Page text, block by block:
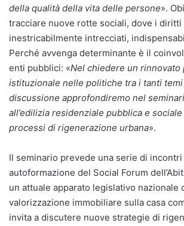
della qualità della vita delle persone».
tracciare nuove rotte sociali, dove i diritti
inestricabilmente intrecciati,
Perché avvenga determinante è il
enti pubblici: «Nel chiedere un rinnovato
istituzionale nelle politiche tra i tanti
discussione approfondiremo nel
all’edilizia residenziale pubblica e
processi di rigenerazione urbana».
Il seminario prevede una serie di incontri
autoformazione del Social Forum
un attuale apparato legislativo nazionale
valorizzazione immobiliare sulla casa
invita a discutere nuove strategie di